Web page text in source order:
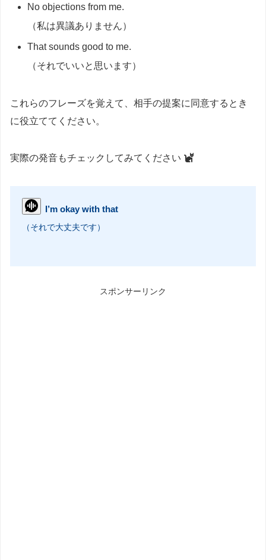
No objections from me.
（私は異議ありません）
That sounds good to me.
（それでいいと思います）
これらのフレーズを覚えて、相手の提案に同意するとき
に役立ててください。
実際の発音もチェックしてみてください
I’m okay with that
（それで大丈夫です）
スポンサーリンク